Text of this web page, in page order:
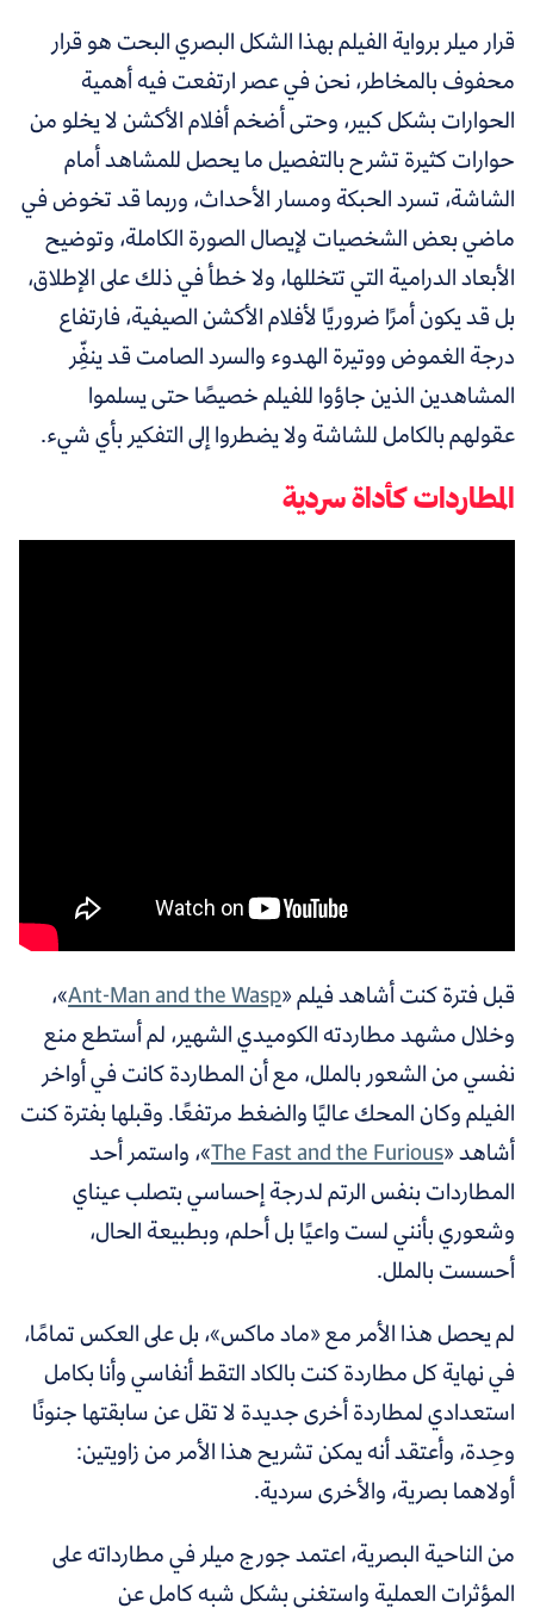
قرار ميلر برواية الفيلم بهذا الشكل البصري البحت هو قرار
محفوف بالمخاطر، نحن في عصر ارتفعت فيه أهمية
الحوارات بشكل كبير، وحتى أضخم أفلام الأكشن لا يخلو من
حوارات كثيرة تشرح بالتفصيل ما يحصل للمشاهد أمام
الشاشة، تسرد الحبكة ومسار الأحداث، وربما قد تخوض في
ماضي بعض الشخصيات لإيصال الصورة الكاملة، وتوضيح
الأبعاد الدرامية التي تتخللها، ولا خطأ في ذلك على الإطلاق،
بل قد يكون أمرًا ضروريًا لأفلام الأكشن الصيفية، فارتفاع
درجة الغموض ووتيرة الهدوء والسرد الصامت قد ينفِّر
المشاهدين الذين جاؤوا للفيلم خصيصًا حتى يسلموا
عقولهم بالكامل للشاشة ولا يضطروا إلى التفكير بأي شيء.
المطاردات كأداة سردية
قبل فترة كنت أشاهد فيلم «Ant-Man and the Wasp»،
وخلال مشهد مطاردته الكوميدي الشهير، لم أستطع منع
نفسي من الشعور بالملل، مع أن المطاردة كانت في أواخر
الفيلم وكان المحك عاليًا والضغط مرتفعًا. وقبلها بفترة كنت
أشاهد «The Fast and the Furious»، واستمر أحد
المطاردات بنفس الرتم لدرجة إحساسي بتصلب عيناي
وشعوري بأنني لست واعيًا بل أحلم، وبطبيعة الحال،
أحسست بالملل.
لم يحصل هذا الأمر مع «ماد ماكس»، بل على العكس تمامًا،
في نهاية كل مطاردة كنت بالكاد التقط أنفاسي وأنا بكامل
استعدادي لمطاردة أخرى جديدة لا تقل عن سابقتها جنونًا
وحِدة، وأعتقد أنه يمكن تشريح هذا الأمر من زاويتين:
أولاهما بصرية، والأخرى سردية.
من الناحية البصرية، اعتمد جورج ميلر في مطارداته على
المؤثرات العملية واستغنى بشكل شبه كامل عن